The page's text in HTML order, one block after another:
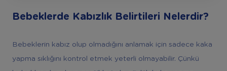
Bebeklerde Kabızlık Belirtileri Nelerdir?
Bebeklerin kabız olup olmadığını anlamak için sadece kaka
yapma sıklığını kontrol etmek yeterli olmayabilir. Çünkü